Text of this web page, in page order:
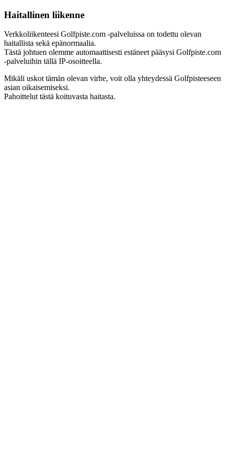
Haitallinen liikenne
Verkkoliikenteesi Golfpiste.com -palveluissa on todettu olevan
haitallista sekä epänormaalia.
Tästä johtuen olemme automaattisesti estäneet pääsysi Golfpiste.com
-palveluihin tällä IP-osoitteella.
Mikäli uskot tämän olevan virhe, voit olla yhteydessä Golfpisteeseen
asian oikaisemiseksi.
Pahoittelut tästä koituvasta haitasta.